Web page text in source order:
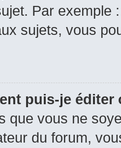
Par exemple
sujets, vous
puis-je éditer
que vous ne
du forum,